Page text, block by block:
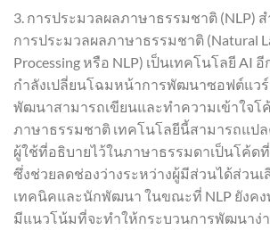
3. การประมวลผลภาษาธรรมชาติ (NLP)
การประมวลผลภาษาธรรมชาติ (Natural
Processing หรือ NLP) เป็นเทคโนโลยี AI
กำลังเปลี่ยนโฉมหน้าการพัฒนาซอฟต์แวร์
พัฒนาสามารถเขียนและทำความเข้าใจโ
ภาษาธรรมชาติ เทคโนโลยีนี้สามารถแป
ผู้ใช้ที่อธิบายไว้ในภาษาธรรมดาเป็นโค้ด
ซึ่งช่วยลดช่องว่างระหว่างผู้มีส่วนได้ส่วน
เทคนิคและนักพัฒนา ในขณะที่ NLP ยังคง
มีแนวโน้มที่จะทำให้กระบวนการพัฒนาง่